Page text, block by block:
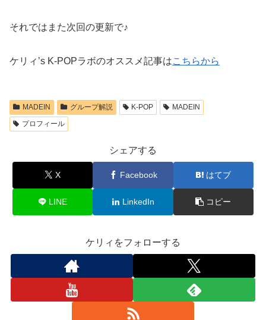
それではまた次回の更新で♪
ケリィ’s K-POPラボのオススメ記事はこちらから
MADEIN グループ解説 K-POP
MADEIN
プロフィール
シェアする
X Facebook はてブ
LINE LinkedIn コピー
ケリィをフォローする